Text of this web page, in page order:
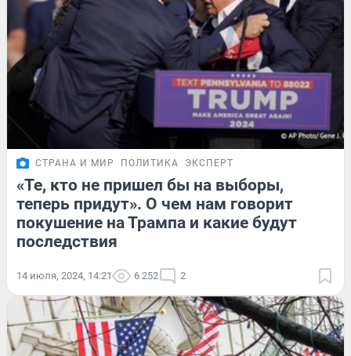
СТРАНА И МИР ПОЛИТИКА ЭКСПЕРТ
«Те, кто не пришел бы на выборы,
теперь придут». О чем нам говорит
покушение на Трампа и какие будут
последствия
14 июля, 2024, 14:21 6 252 2